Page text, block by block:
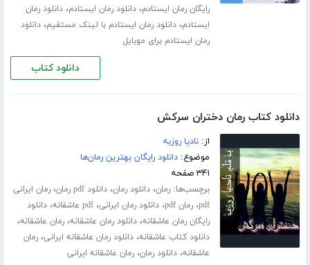
رایگان رمان ایستادم،دانلود رمان ایستادم،دانلود رمان
ایستادم،دانلود رمان ایستادم با لینک مستقیم،دانلود
رمان ایستادم برای موبایل
دانلود کتاب
دانلود کتاب رمان دختران سرکش
از:نادیا روزبه
موضوع:دانلود رایگان بهترین رمان‌ها
۳۴۱ صفحه
برچسب‌ها:رمان،دانلود رمان،دانلود pdf رمان ،رمان ایرانی
pdf،رمان pdf ،دانلود رمان ایرانی،pdf عاشقانه ،دانلود
رایگان رمان عاشقانه،دانلود رمان عاشقانه،رمان عاشقانه،
دانلود کتاب عاشقانه،دانلود رمان عاشقانه ایرانی،رمان
عاشقانه،دانلود رمان،رمان عاشقانه ایرانی